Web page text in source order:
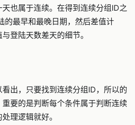
也属于连续。在得到连续分组ID之
的最早和最晚日期，然后差值计
登陆天数差天的细节。
出，只要找到连续分组ID，所以的
要的是判断每个条件属于判断连续
理逻辑就好。